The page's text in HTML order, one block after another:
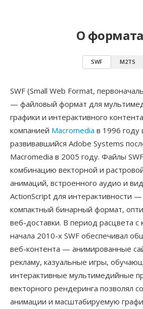
О
SWF M2TS
SWF (Small Web Format,
— файловый формат для
графики и интерактивного
компанией Macromedia в 1996 году
развивавшийся Adobe Systems
Macromedia в 2005 году. Файлы
комбинацию векторной и
анимаций, встроенного аудио и
ActionScript для интерактивности —
компактный бинарный формат,
веб-доставки. В период расцвета
начала 2010-х SWF обеспечивал
веб-контента — анимированные
рекламу, казуальные игры,
интерактивные мультимедийные
векторного рендеринга позволял
анимации и масштабируемую